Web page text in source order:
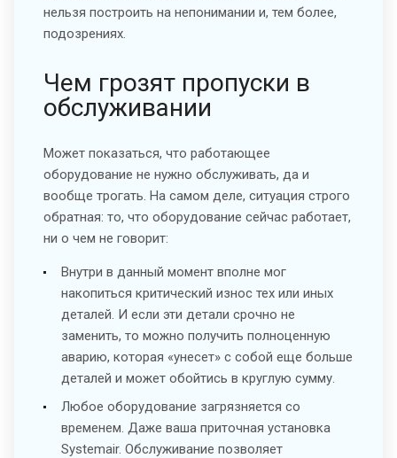
нельзя построить на непонимании и, тем более,
подозрениях.
Чем грозят пропуски в
обслуживании
Может показаться, что работающее
оборудование не нужно обслуживать, да и
вообще трогать. На самом деле, ситуация строго
обратная: то, что оборудование сейчас работает,
ни о чем не говорит:
Внутри в данный момент вполне мог
накопиться критический износ тех или иных
деталей. И если эти детали срочно не
заменить, то можно получить полноценную
аварию, которая «унесет» с собой еще больше
деталей и может обойтись в круглую сумму.
Любое оборудование загрязняется со
временем. Даже ваша приточная установка
Systemair. Обслуживание позволяет